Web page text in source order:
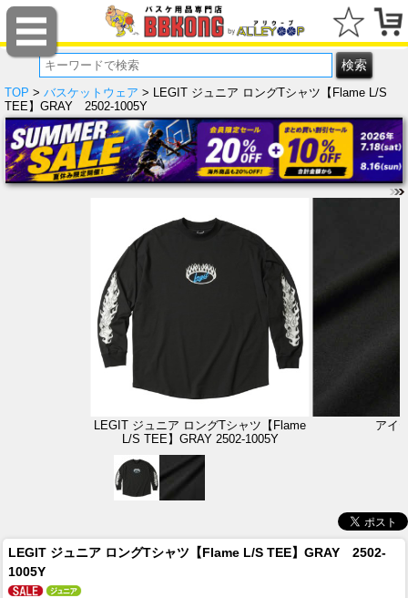
TOP > バスケットウェア > LEGIT ジュニア ロングTシャツ【Flame L/S
TEE】GRAY 2502-1005Y
LEGIT ジュニア ロングTシャツ【Flame
L/S TEE】GRAY 2502-1005Y
アイ
LEGIT ジュニア ロングTシャツ【Flame L/S TEE】GRAY 2502-
1005Y